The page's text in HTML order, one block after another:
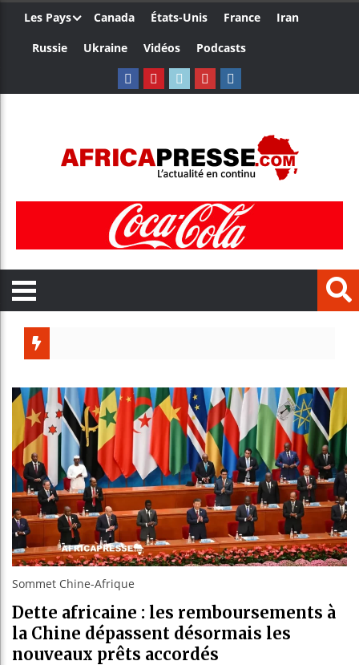
Les Pays Canada États-Unis France
Iran
Russie
Ukraine Vidéos Podcasts
Réforme
Bénin :
Aliko
Sommet Chine-Afrique
Dette africaine : les remboursements à
la Chine dépassent désormais les
nouveaux prêts accordés